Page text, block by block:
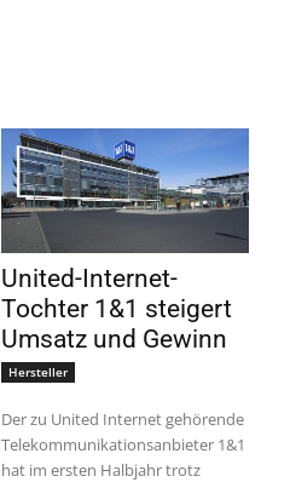
United-Internet-
Tochter 1&1 steigert
Umsatz und Gewinn
Hersteller
Der zu United Internet gehörende
Telekommunikationsanbieter 1&1
hat im ersten Halbjahr trotz